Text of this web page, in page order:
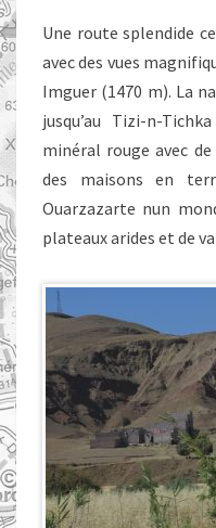
Une route splendide
avec des vues
Imguer (1470 m). La
jusqu’au Tizi-n-
minéral rouge avec
des maisons en
Ouarzazarte nun
plateaux arides et de